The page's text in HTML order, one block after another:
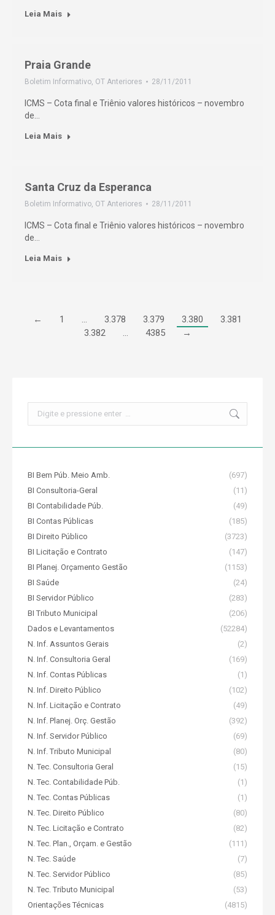
Leia Mais
Praia Grande
Boletim Informativo, OT Anteriores 28/11/2011
ICMS – Cota final e Triênio valores históricos – novembro
de…
Leia Mais
Santa Cruz da Esperanca
Boletim Informativo, OT Anteriores 28/11/2011
ICMS – Cota final e Triênio valores históricos – novembro
de…
Leia Mais
← 1 … 3.378 3.379 3.380
3.381
3.382
… 4385 →
BI Bem Púb. Meio Amb.
(697)
BI Consultoria-Geral
(11)
BI Contabilidade Púb.
(49)
BI Contas Públicas
(185)
BI Direito Público
(3723)
BI Licitação e Contrato
(147)
BI Planej. Orçamento Gestão
(1153)
BI Saúde
(24)
BI Servidor Público
(283)
BI Tributo Municipal
(206)
Dados e Levantamentos
(52284)
N. Inf. Assuntos Gerais
(2)
N. Inf. Consultoria Geral
(169)
N. Inf. Contas Públicas
(1)
N. Inf. Direito Público
(102)
N. Inf. Licitação e Contrato
(49)
N. Inf. Planej. Orç. Gestão
(392)
N. Inf. Servidor Público
(69)
N. Inf. Tributo Municipal
(80)
N. Tec. Consultoria Geral
(15)
N. Tec. Contabilidade Púb.
(1)
N. Tec. Contas Públicas
(1)
N. Tec. Direito Público
(80)
N. Tec. Licitação e Contrato
(82)
N. Tec. Plan., Orçam. e Gestão
(111)
N. Tec. Saúde
(7)
N. Tec. Servidor Público
(85)
N. Tec. Tributo Municipal
(53)
Orientações Técnicas
(4815)